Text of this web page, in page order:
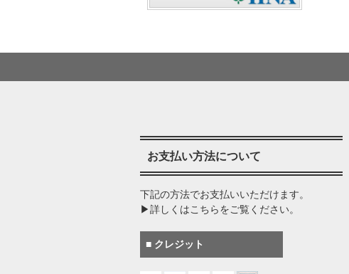
お支払い方法について
下記の方法でお支払いいただけます。
▶詳しくはこちらをご覧ください。
■ クレジット